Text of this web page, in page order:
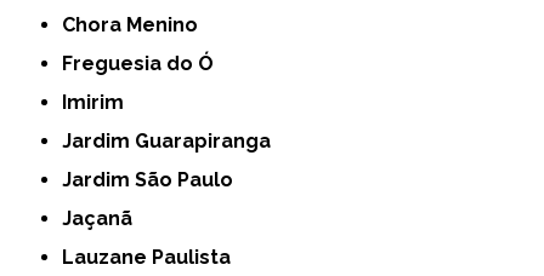
Chora Menino
Freguesia do Ó
Imirim
Jardim Guarapiranga
Jardim São Paulo
Jaçanã
Lauzane Paulista